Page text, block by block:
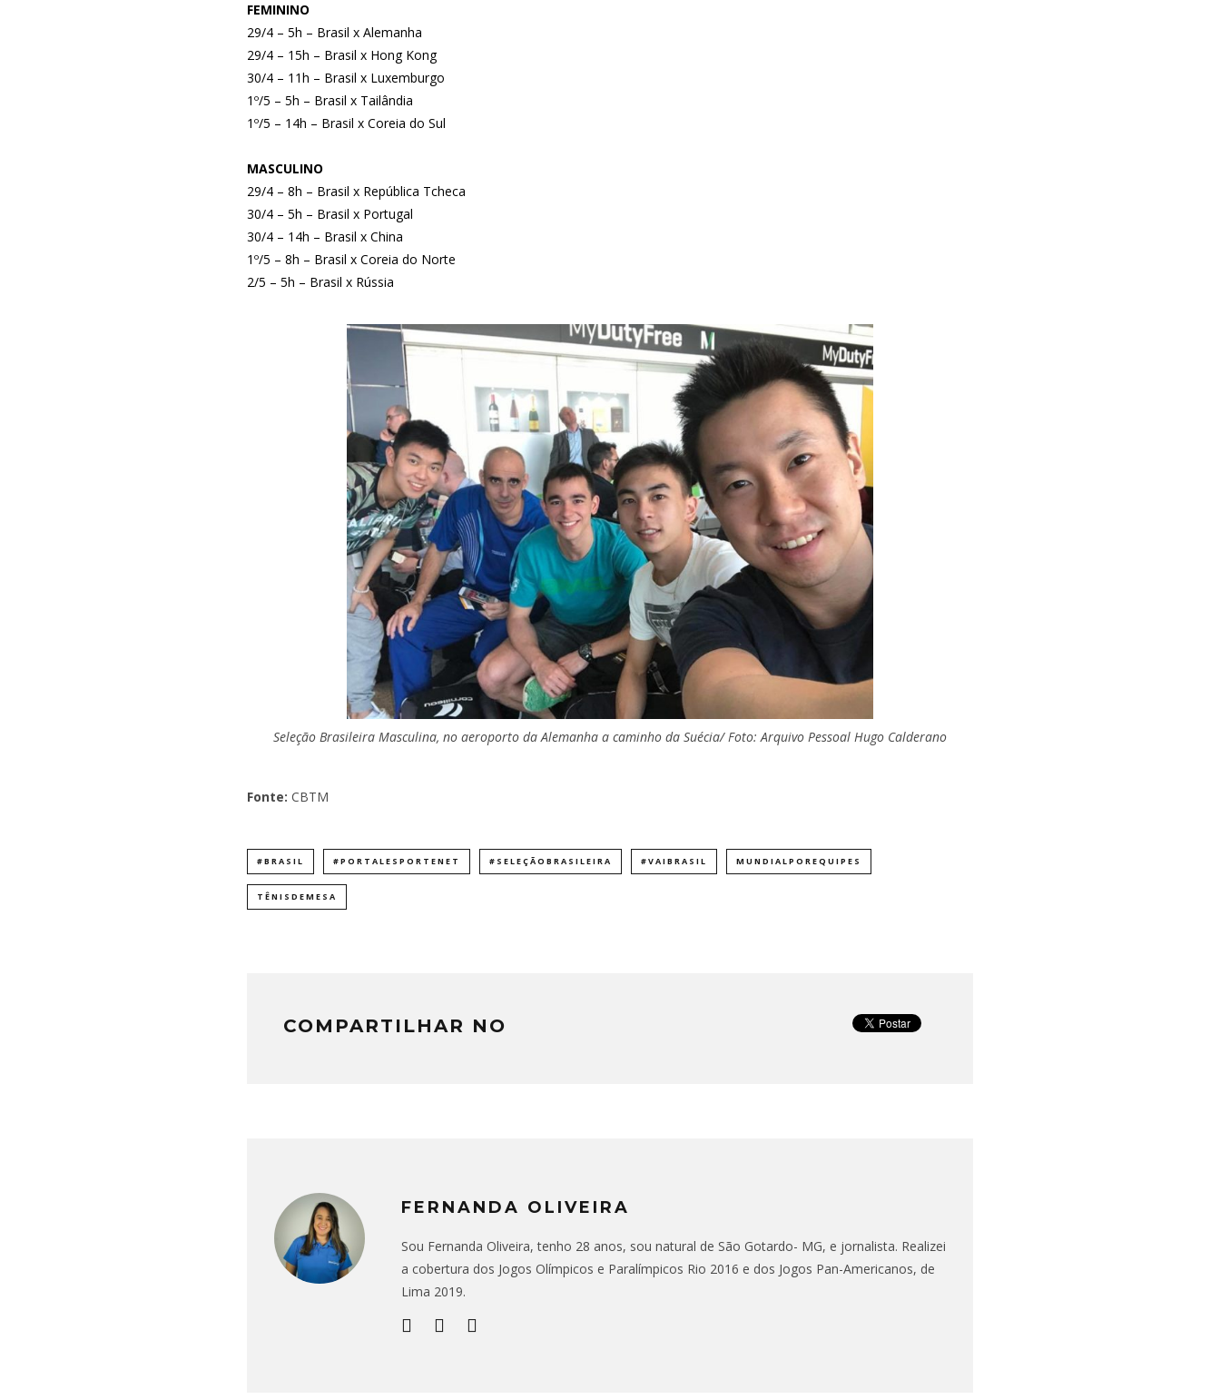
FEMININO
29/4 – 5h – Brasil x Alemanha
29/4 – 15h – Brasil x Hong Kong
30/4 – 11h – Brasil x Luxemburgo
1º/5 – 5h – Brasil x Tailândia
1º/5 – 14h – Brasil x Coreia do Sul
MASCULINO
29/4 – 8h – Brasil x República Tcheca
30/4 – 5h – Brasil x Portugal
30/4 – 14h – Brasil x China
1º/5 – 8h – Brasil x Coreia do Norte
2/5 – 5h – Brasil x Rússia
Seleção Brasileira Masculina, no aeroporto da Alemanha a caminho da Suécia/ Foto: Arquivo Pessoal Hugo Calderano
Fonte: CBTM
#BRASIL #PORTALESPORTENET #SELEÇÃOBRASILEIRA #VAIBRASIL MUNDIALPOREQUIPES
TÊNISDEMESA
COMPARTILHAR NO
FERNANDA OLIVEIRA
Sou Fernanda Oliveira, tenho 28 anos, sou natural de São Gotardo- MG, e jornalista. Realizei
a cobertura dos Jogos Olímpicos e Paralímpicos Rio 2016 e dos Jogos Pan-Americanos, de
Lima 2019.